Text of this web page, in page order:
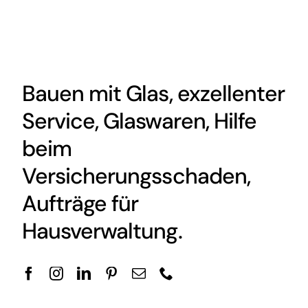
Bauen mit Glas, exzellenter
Service, Glaswaren, Hilfe
beim
Versicherungsschaden,
Aufträge für
Hausverwaltung.